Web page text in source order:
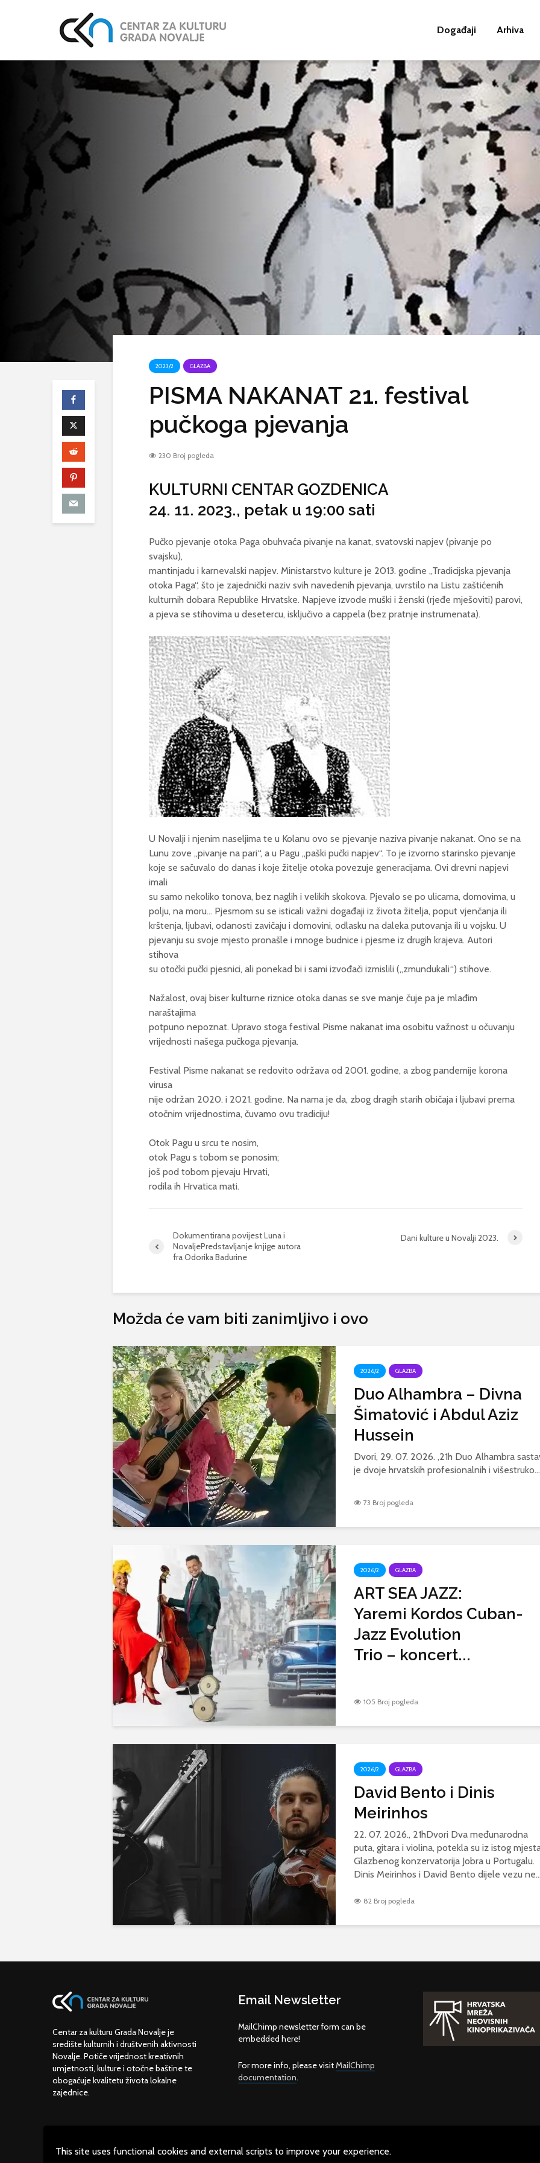
This site uses functional cookies and external scripts to improve your experience.
Događaji Arhiva
2023/2 GLAZBA
PISMA NAKANAT 21. festival
pučkoga pjevanja
230 Broj pogleda
KULTURNI CENTAR GOZDENICA
24. 11. 2023., petak u 19:00 sati
Pučko pjevanje otoka Paga obuhvaća pivanje na kanat, svatovski napjev (pivanje po
svajsku),
mantinjadu i karnevalski napjev. Ministarstvo kulture je 2013. godine „Tradicijska pjevanja
otoka Paga“, što je zajednički naziv svih navedenih pjevanja, uvrstilo na Listu zaštićenih
kulturnih dobara Republike Hrvatske. Napjeve izvode muški i ženski (rjeđe mješoviti) parovi,
a pjeva se stihovima u desetercu, isključivo a cappela (bez pratnje instrumenata).
U Novalji i njenim naseljima te u Kolanu ovo se pjevanje naziva pivanje nakanat. Ono se na
Lunu zove „pivanje na pari“, a u Pagu „paški pučki napjev“. To je izvorno starinsko pjevanje
koje se sačuvalo do danas i koje žitelje otoka povezuje generacijama. Ovi drevni napjevi
imali
su samo nekoliko tonova, bez naglih i velikih skokova. Pjevalo se po ulicama, domovima, u
polju, na moru… Pjesmom su se isticali važni događaji iz života žitelja, poput vjenčanja ili
krštenja, ljubavi, odanosti zavičaju i domovini, odlasku na daleka putovanja ili u vojsku. U
pjevanju su svoje mjesto pronašle i mnoge budnice i pjesme iz drugih krajeva. Autori
stihova
su otočki pučki pjesnici, ali ponekad bi i sami izvođači izmislili („zmundukali“) stihove.
Nažalost, ovaj biser kulturne riznice otoka danas se sve manje čuje pa je mlađim
naraštajima
potpuno nepoznat. Upravo stoga festival Pisme nakanat ima osobitu važnost u očuvanju
vrijednosti našega pučkoga pjevanja.
Festival Pisme nakanat se redovito održava od 2001. godine, a zbog pandemije korona
virusa
nije održan 2020. i 2021. godine. Na nama je da, zbog dragih starih običaja i ljubavi prema
otočnim vrijednostima, čuvamo ovu tradiciju!
Otok Pagu u srcu te nosim,
otok Pagu s tobom se ponosim;
još pod tobom pjevaju Hrvati,
rodila ih Hrvatica mati.
Dokumentirana povijest Luna i
NovaljePredstavljanje knjige autora
fra Odorika Badurine
Dani kulture u Novalji 2023.
Možda će vam biti zanimljivo i ovo
2026/2 GLAZBA
Duo Alhambra – Divna
Šimatović i Abdul Aziz
Hussein
Dvori, 29. 07. 2026. ,21h Duo Alhambra
je dvoje hrvatskih profesionalnih i višestruko...
73 Broj pogleda
2026/2 GLAZBA
ART SEA JAZZ:
Yaremi Kordos Cuban-
Jazz Evolution
Trio – koncert...
105 Broj pogleda
2026/2 GLAZBA
David Bento i Dinis
Meirinhos
22. 07. 2026., 21hDvori Dva međunarodna
puta, gitara i violina, potekla su iz istog
Glazbenog konzervatorija Jobra u Portugalu.
Dinis Meirinhos i David Bento dijele vezu
82 Broj pogleda
Centar za kulturu Grada Novalje je
središte kulturnih i društvenih aktivnosti
Novalje. Potiče vrijednost kreativnih
umjetnosti, kulture i otočne baštine te
obogaćuje kvalitetu života lokalne
zajednice.
Email Newsletter
MailChimp newsletter form can be
embedded here!
For more info, please visitMailChimp
documentation.
Copyright © 2026. Created by